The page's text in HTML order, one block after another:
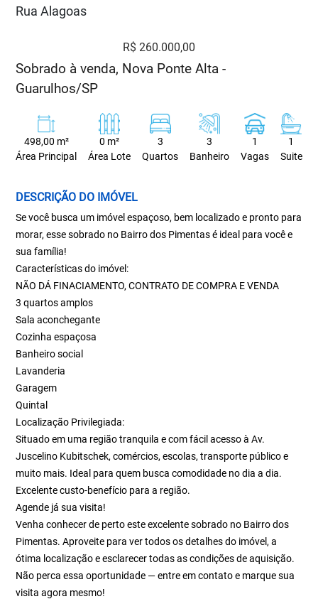
Rua Alagoas
R$ 260.000,00
Sobrado à venda, Nova Ponte Alta -
Guarulhos/SP
498,00 m²
Área Principal
0 m²
Área Lote
3
Quartos
3
Banheiro
1
Vagas
1
Suite
DESCRIÇÃO DO IMÓVEL
Se você busca um imóvel espaçoso, bem localizado e pronto para
morar, esse sobrado no Bairro dos Pimentas é ideal para você e
sua família!
Características do imóvel:
NÃO DÁ FINACIAMENTO, CONTRATO DE COMPRA E VENDA
3 quartos amplos
Sala aconchegante
Cozinha espaçosa
Banheiro social
Lavanderia
Garagem
Quintal
Localização Privilegiada:
Situado em uma região tranquila e com fácil acesso à Av.
Juscelino Kubitschek, comércios, escolas, transporte público e
muito mais. Ideal para quem busca comodidade no dia a dia.
Excelente custo-benefício para a região.
Agende já sua visita!
Venha conhecer de perto este excelente sobrado no Bairro dos
Pimentas. Aproveite para ver todos os detalhes do imóvel, a
ótima localização e esclarecer todas as condições de aquisição.
Não perca essa oportunidade — entre em contato e marque sua
visita agora mesmo!